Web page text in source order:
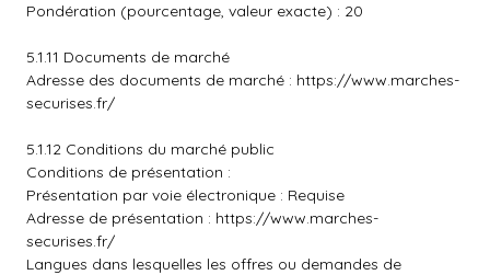
Pondération (pourcentage, valeur exacte) : 20
5.1.11 Documents de marché
Adresse des documents de marché : https://www.marches-
securises.fr/
5.1.12 Conditions du marché public
Conditions de présentation :
Présentation par voie électronique : Requise
Adresse de présentation : https://www.marches-
securises.fr/
Langues dans lesquelles les offres ou demandes de